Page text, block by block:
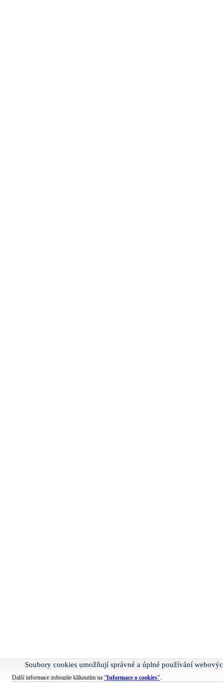
Soubory cookies umožňují správné a úplné používání
Další informace zobrazíte kliknutím na “Informace o cookies”.